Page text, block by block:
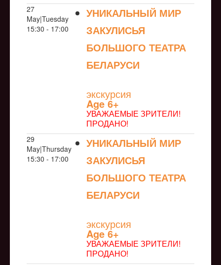
27
May|Tuesday
15:30 - 17:00
УНИКАЛЬНЫЙ МИР
ЗАКУЛИСЬЯ
БОЛЬШОГО ТЕАТРА
БЕЛАРУСИ
экскурсия
Age 6+
УВАЖАЕМЫЕ ЗРИТЕЛИ!
ПРОДАНО!
29
May|Thursday
15:30 - 17:00
УНИКАЛЬНЫЙ МИР
ЗАКУЛИСЬЯ
БОЛЬШОГО ТЕАТРА
БЕЛАРУСИ
экскурсия
Age 6+
УВАЖАЕМЫЕ ЗРИТЕЛИ!
ПРОДАНО!